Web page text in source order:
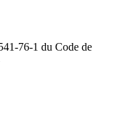
76-1 du Code de